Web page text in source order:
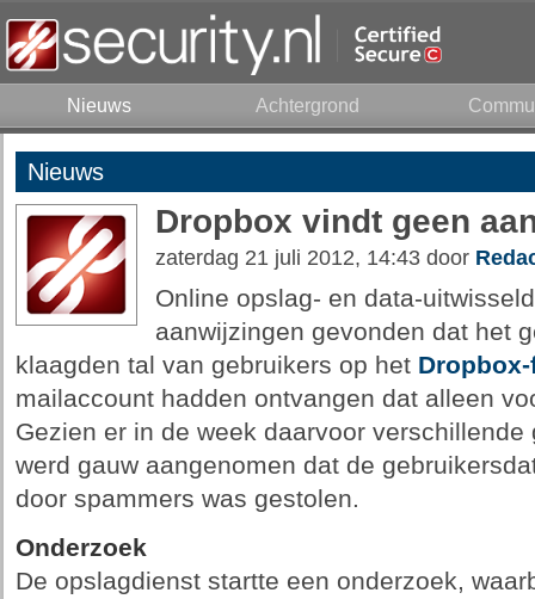
Nieuws Achtergrond
Nieuws
Dropbox vindt geen
zaterdag 21 juli 2012, 14:43 door
Online opslag- en data-
aanwijzingen gevonden dat het
klaagden tal van gebruikers op het
mailaccount hadden ontvangen dat alleen
Gezien er in de week daarvoor
werd gauw aangenomen dat de
door spammers was gestolen.
Onderzoek
De opslagdienst startte een onderzoek,